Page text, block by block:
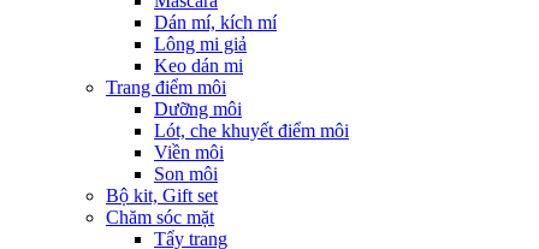
Dán mí, kích mí
Lông mi giả
Keo dán mi
Trang điểm môi
Dưỡng môi
Lót, che khuyết điểm môi
Viền môi
Son môi
Bộ kit, Gift set
Chăm sóc mặt
Tẩy trang